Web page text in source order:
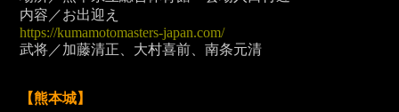
内容／お出迎え
https://kumamotomasters-japan.com/
武将／加藤清正、大村喜前、南条元清
【熊本城】